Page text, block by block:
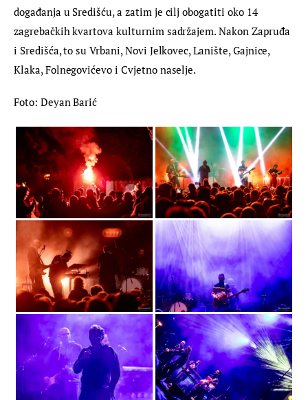
događanja u Središću, a zatim je cilj obogatiti oko 14
zagrebačkih kvartova kulturnim sadržajem. Nakon Zapruđa
i Središća, to su Vrbani, Novi Jelkovec, Lanište, Gajnice,
Klaka, Folnegovićevo i Cvjetno naselje.
Foto: Deyan Barić